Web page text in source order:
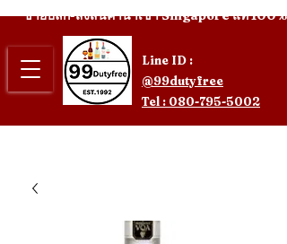
Line ID :
@99dutyfree
Tel : 080-795-5002
ขายปลีก-ส่งสินค้านำเข้า Singapore แท้ 100%